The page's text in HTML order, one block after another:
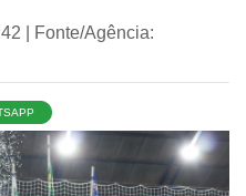
| Fonte/Agência: